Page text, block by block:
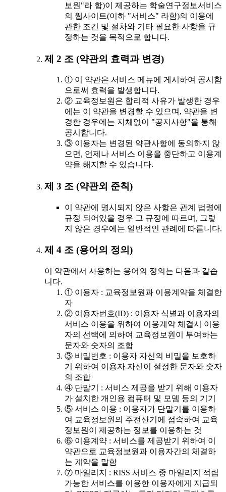
보원"라 함)이 제공하는 학술연구정보서비스
의 웹사이트(이하 "서비스" 라함)의 이용에
관한 조건 및 절차와 기타 필요한 사항을 규
정하는 것을 목적으로 합니다.
제 2 조 (약관의 효력과 변경)
① 이 약관은 서비스 메뉴에 게시하여 공시함
으로써 효력을 발생합니다.
② 교육정보원은 합리적 사유가 발생한 경우
에는 이 약관을 변경할 수 있으며, 약관을 변
경한 경우에는 지체없이 "공지사항"을 통해
공시합니다.
③ 이용자는 변경된 약관사항에 동의하지 않
으면, 언제나 서비스 이용을 중단하고 이용계
약을 해지할 수 있습니다.
제 3 조 (약관외 준칙)
이 약관에 명시되지 않은 사항은 관계 법령에
규정 되어있을 경우 그 규정에 따르며, 그렇
지 않은 경우에는 일반적인 관례에 따릅니다.
제 4 조 (용어의 정의)
이 약관에서 사용하는 용어의 정의는 다음과 같습
니다.
① 이용자 : 교육정보원과 이용계약을 체결한
자
② 이용자번호(ID) : 이용자 식별과 이용자의
서비스 이용을 위하여 이용계약 체결시 이용
자의 선택에 의하여 교육정보원이 부여하는
문자와 숫자의 조합
③ 비밀번호 : 이용자 자신의 비밀을 보호하
기 위하여 이용자 자신이 설정한 문자와 숫자
의 조합
④ 단말기 : 서비스 제공을 받기 위해 이용자
가 설치한 개인용 컴퓨터 및 모뎀 등의 기기
⑤ 서비스 이용 : 이용자가 단말기를 이용하
여 교육정보원의 주전산기에 접속하여 교육
정보원이 제공하는 정보를 이용하는 것
⑥ 이용계약 : 서비스를 제공받기 위하여 이
약관으로 교육정보원과 이용자간의 체결하
는 계약을 말함
⑦ 마일리지 : RISS 서비스 중 마일리지 적립
가능한 서비스를 이용한 이용자에게 지급되